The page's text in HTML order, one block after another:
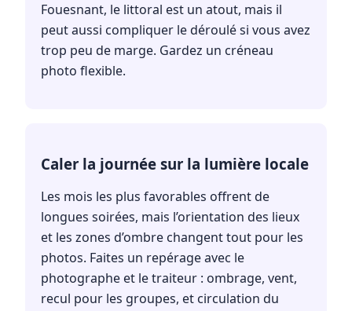
Fouesnant, le littoral est un atout, mais il
peut aussi compliquer le déroulé si vous avez
trop peu de marge. Gardez un créneau
photo flexible.
Caler la journée sur la lumière locale
Les mois les plus favorables offrent de
longues soirées, mais l’orientation des lieux
et les zones d’ombre changent tout pour les
photos. Faites un repérage avec le
photographe et le traiteur : ombrage, vent,
recul pour les groupes, et circulation du